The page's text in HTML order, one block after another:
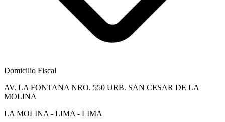
Domicilio Fiscal
AV. LA FONTANA NRO. 550 URB. SAN CESAR DE LA
MOLINA
LA MOLINA - LIMA - LIMA